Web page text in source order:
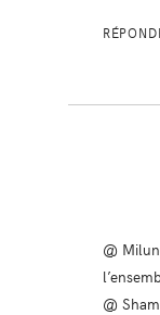
@
@